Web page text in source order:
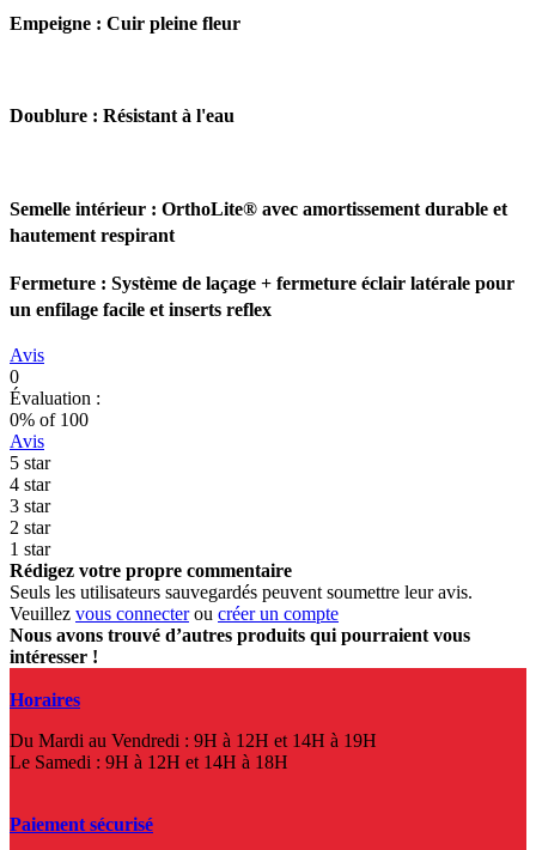
Empeigne : Cuir pleine fleur
Doublure : Résistant à l'eau
Semelle intérieur : OrthoLite® avec amortissement durable et
hautement respirant
Fermeture : Système de laçage + fermeture éclair latérale pour
un enfilage facile et inserts reflex
Avis
0
Évaluation :
0% of 100
Avis
5 star
4 star
3 star
2 star
1 star
Rédigez votre propre commentaire
Seuls les utilisateurs sauvegardés peuvent soumettre leur avis.
Veuillez vous connecterou créer un compte
Nous avons trouvé d’autres produits qui pourraient vous
intéresser !
Horaires
Du Mardi au Vendredi : 9H à 12H et 14H à 19H
Le Samedi : 9H à 12H et 14H à 18H
Paiement sécurisé